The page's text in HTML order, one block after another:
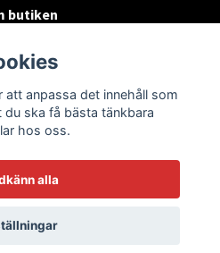
butiken
& Returer
oss
anpassa det innehåll som
ska få bästa tänkbara
hos oss.
alla